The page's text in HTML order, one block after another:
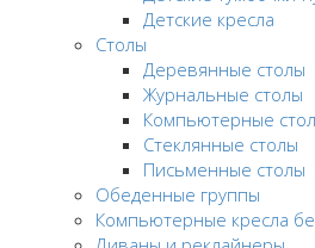
Детские кресла
Столы
Деревянные столы
Журнальные столы
Компьютерные
Стеклянные столы
Письменные столы
Обеденные группы
Компьютерные кресла